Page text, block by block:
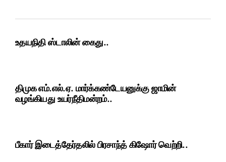
உதயநிதி ஸ்டாலின் கைது..
திமுக எம்.எல்.ஏ. மார்க்கண்டேயனுக்கு ஜாமின்
வழங்கியது உயர்நீதிமன்றம்..
பீகார் இடைத்தேர்தலில் பிரசாந்த் கிஷோர் வெற்றி..